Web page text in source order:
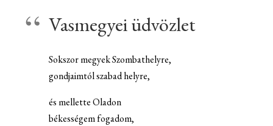
Vasmegyei üdvözlet
Sokszor megyek Szombathelyre,
gondjaimtól szabad helyre,
és mellette Oladon
békességem fogadom,